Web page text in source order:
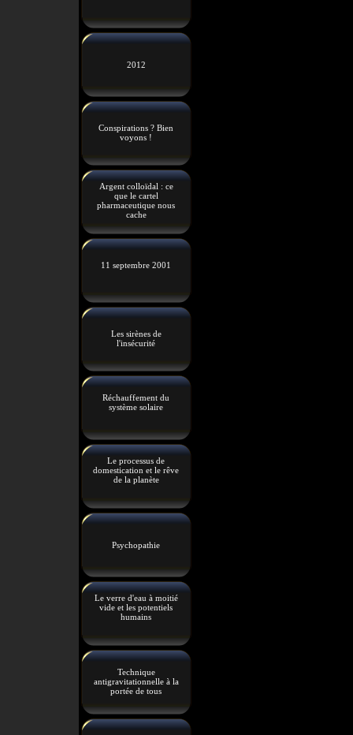
2012
Conspirations ? Bien
voyons !
Argent colloïdal : ce
que le cartel
pharmaceutique nous
cache
11 septembre 2001
Les sirènes de
l'insécurité
Réchauffement du
système solaire
Le processus de
domestication et le rêve
de la planète
Psychopathie
Le verre d'eau à moitié
vide et les potentiels
humains
Technique
antigravitationnelle à la
portée de tous